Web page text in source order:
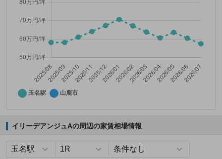
イリーデアンジュAの周辺の家賃相場情報